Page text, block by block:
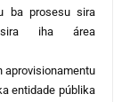
ba prosesu sira
sira iha área
aprovisionamentu
entidade públika